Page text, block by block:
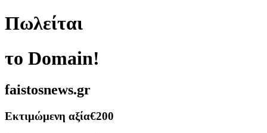
Πωλείται
το Domain!
faistosnews.gr
Εκτιμώμενη αξία€200